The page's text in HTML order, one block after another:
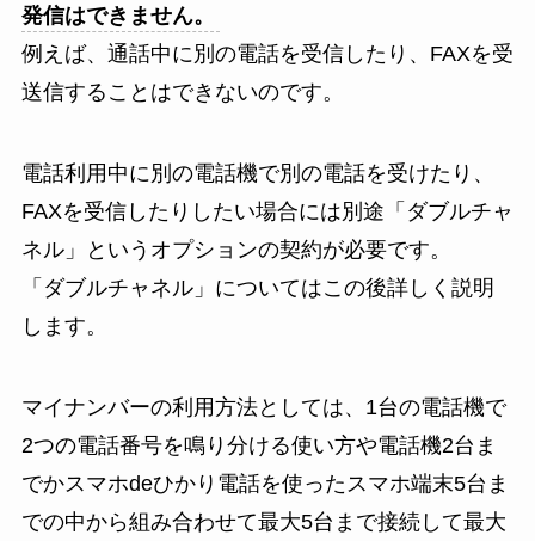
発信はできません。
例えば、通話中に別の電話を受信したり、FAXを受
送信することはできないのです。
電話利用中に別の電話機で別の電話を受けたり、
FAXを受信したりしたい場合には別途「ダブルチャ
ネル」というオプションの契約が必要です。
「ダブルチャネル」についてはこの後詳しく説明
します。
マイナンバーの利用方法としては、1台の電話機で
2つの電話番号を鳴り分ける使い方や電話機2台ま
でかスマホdeひかり電話を使ったスマホ端末5台ま
での中から組み合わせて最大5台まで接続して最大